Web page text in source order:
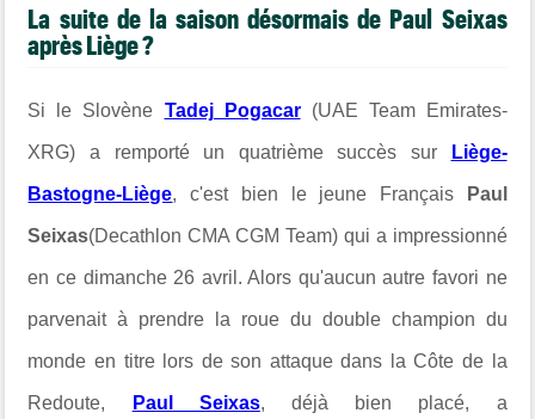
La suite de la saison désormais de Paul Seixas
après Liège ?
Si le Slovène Tadej Pogacar(UAE Team Emirates-
XRG) a remporté un quatrième succès sur Liège-
Bastogne-Liège, c'est bien le jeune Français Paul
Seixas(Decathlon CMA CGM Team) qui a impressionné
en ce dimanche 26 avril. Alors qu'aucun autre favori ne
parvenait à prendre la roue du double champion du
monde en titre lors de son attaque dans la Côte de la
Redoute, Paul Seixas, déjà bien placé, a